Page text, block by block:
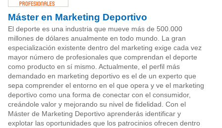
Máster en Marketing Deportivo
El deporte es una industria que mueve más de 500.000
millones de dólares anualmente en todo mundo. La gran
especialización existente dentro del marketing exige cada vez
mayor número de profesionales que comprendan el deporte
como producto en sí mismo. Actualmente, el perfil más
demandado en marketing deportivo es el de un experto que
sepa comprender el entorno en el que opera y ve el marketing
deportivo como una forma de conectar con el consumidor,
creándole valor y mejorando su nivel de fidelidad. Con el
Máster de Marketing Deportivo aprenderás identificar y
explotar las oportunidades que los patrocinios ofrecen dentro